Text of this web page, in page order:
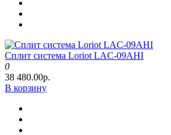
Сплит система Loriot LAC-09AHI
0
38 480.00р.
В корзину